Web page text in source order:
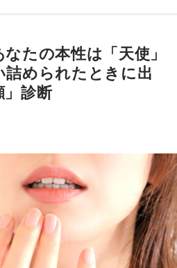
ースで結果を残していないコン
んぴーすがよく愚痴をこぼしてい
してくれないんだって（笑）」
挨拶されないことがまったくな
つつ、「ぐりんぴーすがそう言
う？ 風紀が乱れているかどうか」
「ぐりんぴーすさんが言っている
たちだと思うんですけど……たぶ
拶していないと思います」と苦笑
」と尋ねると、カミムラは「こん
けど、（ぐりんぴーすさんが）ど
なたの本性は「天使」
められたときに出
」診断